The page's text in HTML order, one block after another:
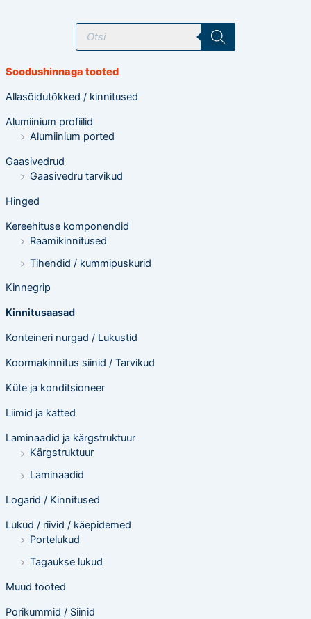
T
o
t
o
t
s
i
n
g
Soodushinnaga tooted
Allasõidutõkked / kinnitused
Alumiinium profiilid
Alumiinium ported
Gaasivedrud
Gaasivedru tarvikud
Hinged
Kereehituse komponendid
Raamikinnitused
Tihendid / kummipuskurid
Kinnegrip
Kinnitusaasad
Konteineri nurgad / Lukustid
Koormakinnitus siinid / Tarvikud
Küte ja konditsioneer
Liimid ja katted
Laminaadid ja kärgstruktuur
Kärgstruktuur
Laminaadid
Logarid / Kinnitused
Lukud / riivid / käepidemed
Portelukud
Tagaukse lukud
Muud tooted
Porikummid / Siinid